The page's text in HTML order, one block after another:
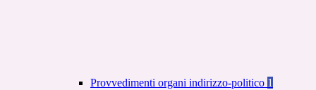
Provvedimenti organi indirizzo-politico 1